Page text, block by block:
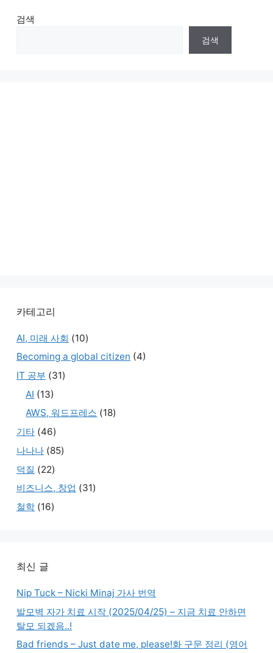
검색
검색
카테고리
AI, 미래 사회 (10)
Becoming a global citizen (4)
IT 공부 (31)
AI (13)
AWS, 워드프레스 (18)
기타 (46)
나나나 (85)
덕질 (22)
비즈니스, 창업 (31)
철학 (16)
최신 글
Nip Tuck – Nicki Minaj 가사 번역
발모벽 자가 치료 시작 (2025/04/25) – 지금 치료 안하면
탈모 되겠음..!
Bad friends – Just date me, please!화 구문 정리 (영어